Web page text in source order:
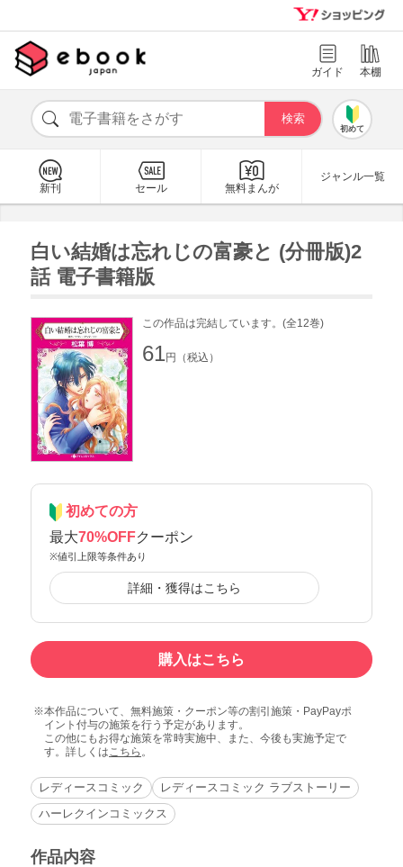
ガイド 本棚
初めて
新刊 セール 無料まんが
ジャンル一覧
白い結婚は忘れじの富豪と (分冊版)2
話 電子書籍版
この作品は完結しています。(全12巻)
61円（税込）
初めての方
最大70%OFFクーポン
※値引上限等条件あり
詳細・獲得はこちら
購入はこちら
本作品について、無料施策・クーポン等の割引施策・PayPayポ
イント付与の施策を行う予定があります。
この他にもお得な施策を常時実施中、また、今後も実施予定で
す。詳しくは こちら 。
レディースコミック
レディースコミック ラブストーリー
ハーレクインコミックス
作品内容